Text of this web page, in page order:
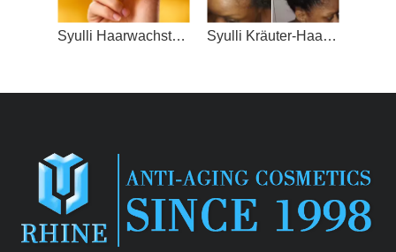
Syulli Haarwachstumsöl | Rosmarin-Ingwer-Öl gegen Haarausfall | Stimulieren Sie Follikel Syulli Kräuter-Haarwachstumselixier mit Rosmarin und Pfefferminze | 8 Pflanzenextrakte | Kopfhautbehandlung | Großhandel und OEM